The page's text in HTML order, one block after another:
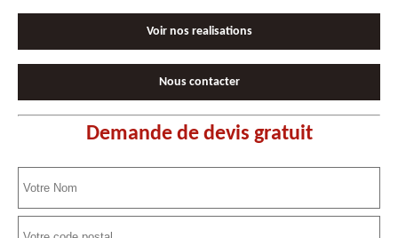
Voir nos realisations
Nous contacter
Demande de devis gratuit